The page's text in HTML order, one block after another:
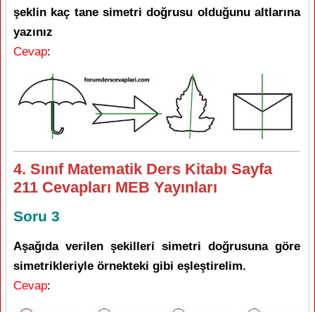
şeklin kaç tane simetri doğrusu olduğunu altlarına
yazınız
Cevap:
4. Sınıf Matematik Ders Kitabı Sayfa
211 Cevapları MEB Yayınları
Soru 3
Aşağıda verilen şekilleri simetri doğrusuna göre
simetrikleriyle örnekteki gibi eşleştirelim.
Cevap: